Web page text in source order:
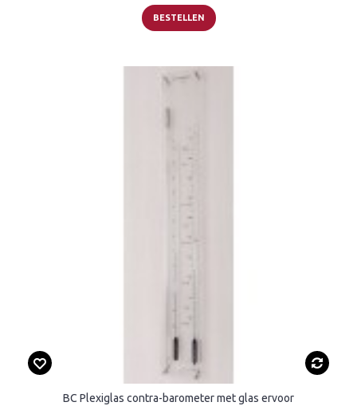
BESTELLEN
BC Plexiglas contra-barometer met glas ervoor